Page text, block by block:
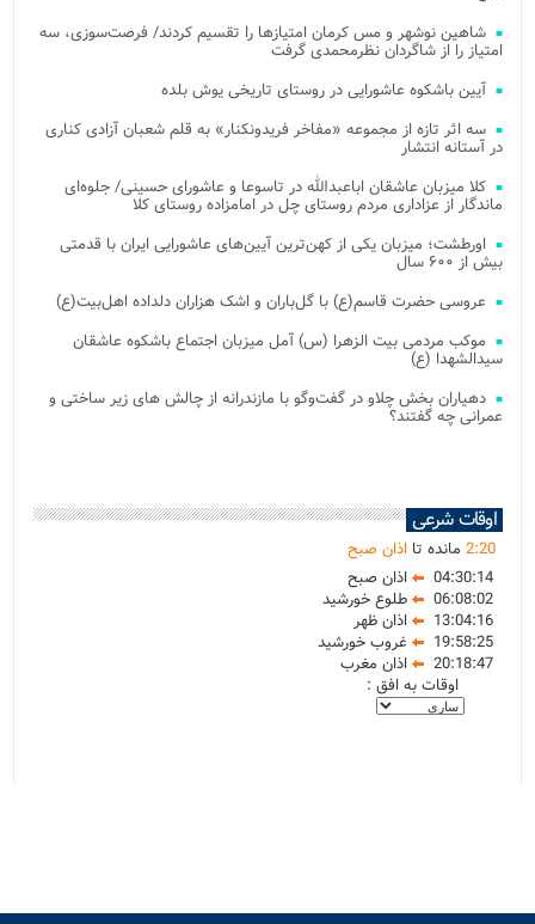
شاهین نوشهر و مس کرمان امتیازها را تقسیم کردند/ فرصت‌سوزی، سه
امتیاز را از شاگردان نظرمحمدی گرفت
آیین باشکوه عاشورایی در روستای تاریخی یوش بلده
سه اثر تازه از مجموعه «مفاخر فریدونکنار» به قلم شعبان آزادی کناری
در آستانه انتشار
کلا میزبان عاشقان اباعبدالله در تاسوعا و عاشورای حسینی/ جلوه‌ای
ماندگار از عزاداری مردم روستای چل در امامزاده روستای کلا
اورطشت؛ میزبان یکی از کهن‌ترین آیین‌های عاشورایی ایران با قدمتی
بیش از ۶۰۰ سال
عروسی حضرت قاسم(ع) با گل‌باران و اشک هزاران دلداده اهل‌بیت(ع)
موکب مردمی بیت‌ الزهرا (س) آمل میزبان اجتماع باشکوه عاشقان
سیدالشهدا (ع)
دهیاران بخش چلاو در گفت‌وگو با مازندرانه از چالش های زیر ساختی و
عمرانی چه گفتند؟
اوقات شرعی
2:20 مانده تا اذان صبح
04:30:14
اذان صبح
06:08:02
طلوع خورشید
13:04:16
اذان ظهر
19:58:25
غروب خورشید
20:18:47
اذان مغرب
اوقات به افق :